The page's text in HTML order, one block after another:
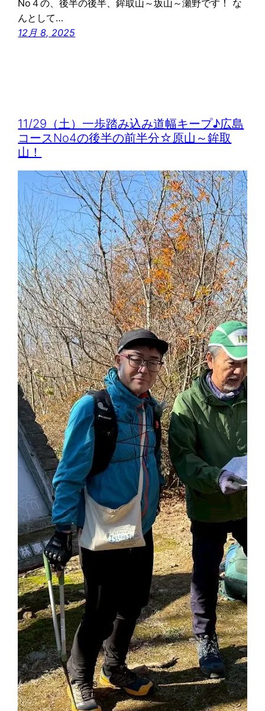
No４の、後半の後半、鉾取山～坂山～瀬野です！ な
んとして…
12月 8, 2025
11/29（土）一歩踏み込み道幅キープ♪広島
コースNo4の後半の前半分☆原山～鉾取
山！